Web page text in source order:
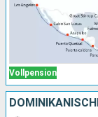
Vollpension